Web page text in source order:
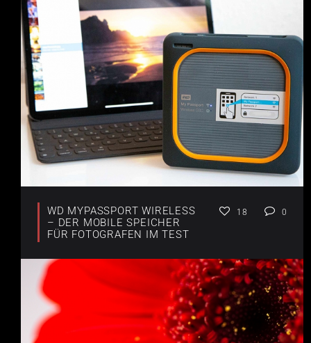
WD MYPASSPORT WIRELESS
– DER MOBILE SPEICHER
FÜR FOTOGRAFEN IM TEST
18 0